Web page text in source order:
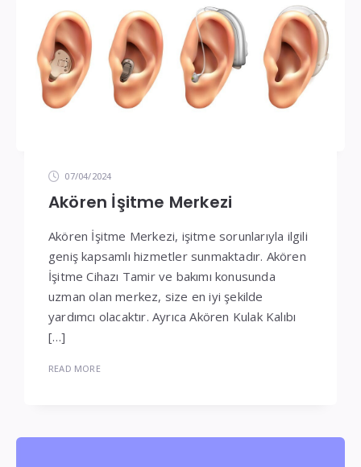
07/04/2024
Akören İşitme Merkezi
Akören İşitme Merkezi, işitme sorunlarıyla ilgili
geniş kapsamlı hizmetler sunmaktadır. Akören
İşitme Cihazı Tamir ve bakımı konusunda
uzman olan merkez, size en iyi şekilde
yardımcı olacaktır. Ayrıca Akören Kulak Kalıbı
[…]
READ MORE